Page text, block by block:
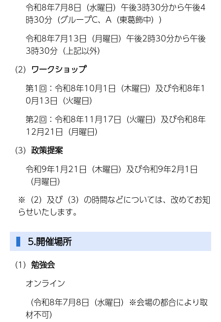
令和8年7月8日（水曜日）午後3時30分から午後4
時30分（グループC、A（東葛飾中））
令和8年7月13日（月曜日）午後2時30分から午後
3時30分（上記以外）
（2） ワークショップ
第1回：令和8年10月1日（木曜日）及び令和8年1
0月13日（火曜日）
第2回：令和8年11月17日（火曜日）及び令和8年
12月21日（月曜日）
（3） 政策提案
令和9年1月21日（木曜日）及び令和9年2月1日
（月曜日）
※（2）及び（3）の時間などについては、改めてお知
らせいたします。
5.開催場所
（1） 勉強会
オンライン
（令和8年7月8日（水曜日）※会場の都合により取
材不可）